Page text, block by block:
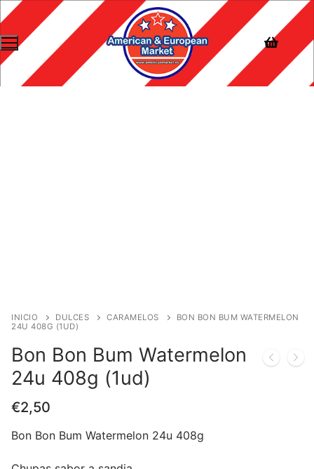
INICIO DULCES CARAMELOS
BON BON BUM WATERMELON
24U 408G (1UD)
Bon Bon Bum Watermelon
24u 408g (1ud)
€2,50
Bon Bon Bum Watermelon 24u 408g